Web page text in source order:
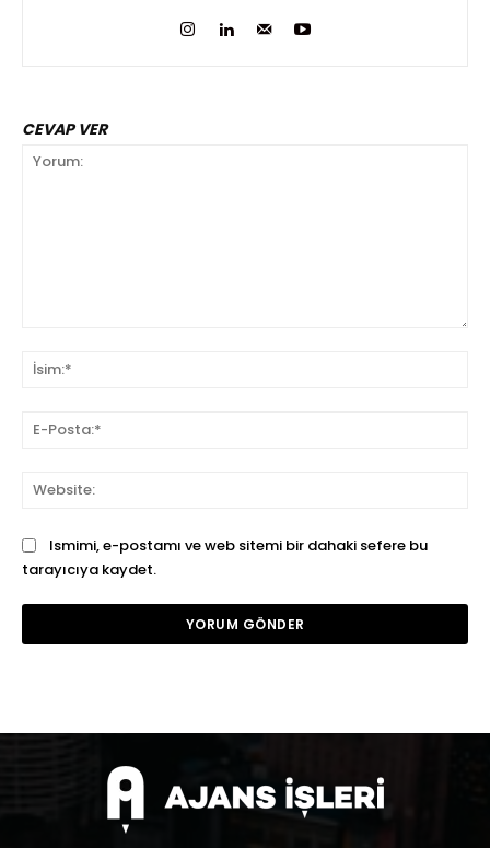
CEVAP VER
Ismimi, e-postamı ve web sitemi bir dahaki sefere bu
tarayıcıya kaydet.